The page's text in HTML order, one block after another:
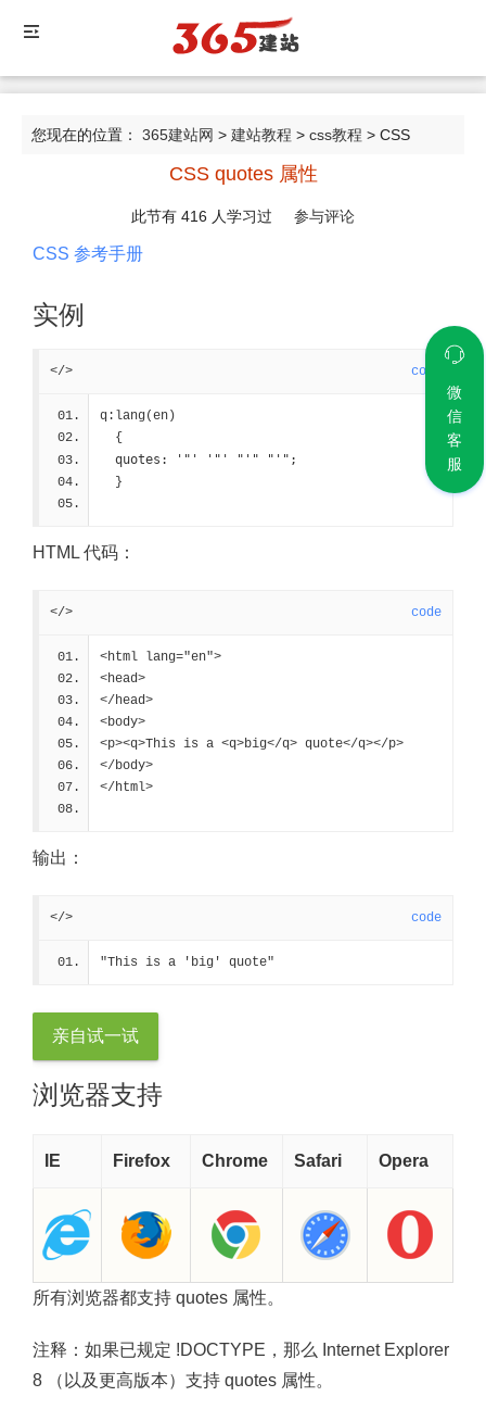
您现在的位置： 365建站网 > 建站教程 > css教程 > CSS
CSS quotes 属性
此节有 416 人学习过 参与评论
CSS 参考手册
实例
</> code
q:lang(en)
  {
quotes: '"' '"' "'" "'";
  }
HTML 代码：
</> code
<html lang="en">
<head>
</head>
<body>
<p><q>This is a <q>big</q> quote</q></p>
</body>
</html>
输出：
</> code
"This is a 'big' quote"
亲自试一试
浏览器支持
IE Firefox Chrome Safari Opera
所有浏览器都支持 quotes 属性。
注释： 如果已规定 !DOCTYPE，那么 Internet Explorer
8 （以及更高版本）支持 quotes 属性。
微
信
客
服